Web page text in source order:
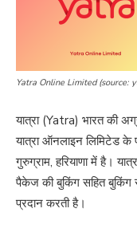
Yatra Online Limited (source:
यात्रा (Yatra) भारत की
यात्रा ऑनलाइन लिमिटेड
गुरुग्राम, हरियाणा में है।
पैकेज की बुकिंग सहित बुकिंग
प्रदान करती है।